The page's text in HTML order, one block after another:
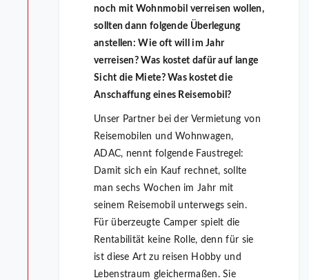
noch mit Wohnmobil verreisen wollen,
sollten dann folgende Überlegung
anstellen: Wie oft will im Jahr
verreisen? Was kostet dafür auf lange
Sicht die Miete? Was kostet die
Anschaffung eines Reisemobil?
Unser Partner bei der Vermietung von
Reisemobilen und Wohnwagen,
ADAC, nennt folgende Faustregel:
Damit sich ein Kauf rechnet, sollte
man sechs Wochen im Jahr mit
seinem Reisemobil unterwegs sein.
Für überzeugte Camper spielt die
Rentabilität keine Rolle, denn für sie
ist diese Art zu reisen Hobby und
Lebenstraum gleichermaßen. Sie